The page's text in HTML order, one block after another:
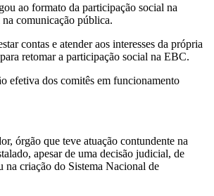
ao formato da participação social na
comunicação pública.
contas e atender aos interesses da própria
retomar a participação social na EBC.
efetiva dos comitês em funcionamento
órgão que teve atuação contundente na
apesar de uma decisão judicial, de
na criação do Sistema Nacional de